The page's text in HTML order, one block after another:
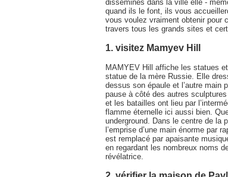
disséminés dans la ville elle -
quand ils le font, ils vous
vous voulez vraiment obtenir pour
travers tous les grands sites et
1. visitez Mamyev Hill
MAMYEV Hill affiche les statues
statue de la mère Russie. Elle
dessus son épaule et l’autre main
pause à côté des autres
et les batailles ont lieu par
flamme éternelle ici aussi bien.
underground. Dans le centre de la
l’emprise d’une main énorme par
est remplacé par apaisante
en regardant les nombreux noms
révélatrice.